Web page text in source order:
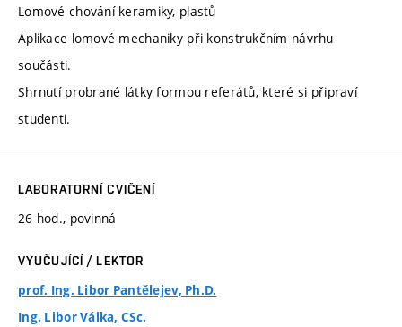
Lomové chování keramiky, plastů
Aplikace lomové mechaniky při konstrukčním návrhu
součásti.
Shrnutí probrané látky formou referátů, které si připraví
studenti.
LABORATORNÍ CVIČENÍ
26 hod., povinná
VYUČUJÍCÍ / LEKTOR
prof. Ing. Libor Pantělejev, Ph.D.
Ing. Libor Válka, CSc.